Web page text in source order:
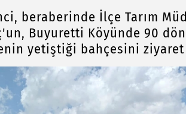
beraberinde İlçe Tarım
Buyuretti Köyünde 90
yetiştiği bahçesini